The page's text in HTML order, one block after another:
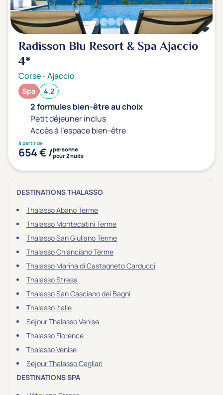
Radisson Blu Resort & Spa Ajaccio
4*
Corse-Ajaccio
Spa 4.2
2 formules bien-être au choix
Petit déjeuner inclus
Accès à l'espace bien-être
à partir de
654 € /personne
pour 2 nuits
DESTINATIONS THALASSO
Thalasso Abano Terme
Thalasso Montecatini Terme
Thalasso San Giuliano Terme
Thalasso Chianciano Terme
Thalasso Marina di Castagneto Carducci
Thalasso Stresa
Thalasso San Casciano dei Bagni
Thalasso Italie
Séjour Thalasso Venise
Thalasso Florence
Thalasso Venise
Séjour Thalasso Cagliari
DESTINATIONS SPA